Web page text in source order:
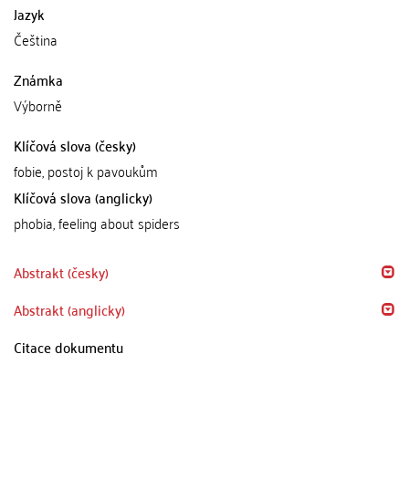
Jazyk
Čeština
Známka
Výborně
Klíčová slova (česky)
fobie, postoj k pavoukům
Klíčová slova (anglicky)
phobia, feeling about spiders
Abstrakt (česky)
Abstrakt (anglicky)
Citace dokumentu